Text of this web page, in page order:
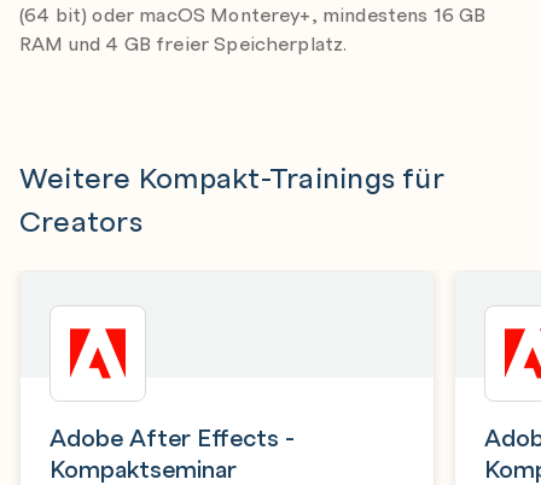
(64 bit) oder macOS Monterey+, mindestens 16 GB
RAM und 4 GB freier Speicherplatz.
Weitere Kompakt-Trainings für
Creators
Adobe After Effects -
Kompaktseminar